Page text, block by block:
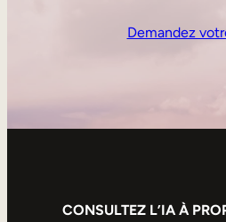
Demandez
CONSULTEZ L’IA À